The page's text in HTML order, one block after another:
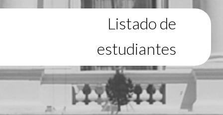
Listado de
estudiantes